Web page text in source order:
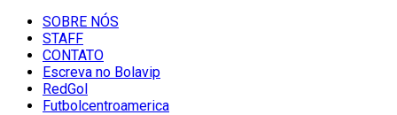
SOBRE NÓS
STAFF
CONTATO
Escreva no Bolavip
RedGol
Futbolcentroamerica